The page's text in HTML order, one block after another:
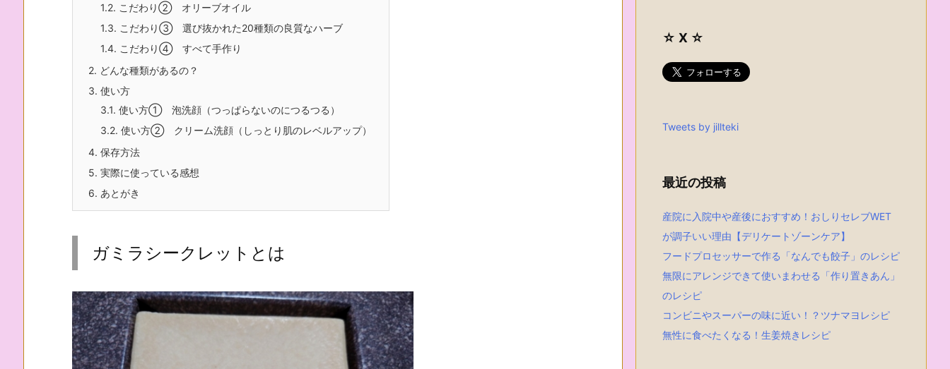
1.2. こだわり② オリーブオイル
1.3. こだわり③ 選び抜かれた20種類の良質なハーブ
1.4. こだわり④ すべて手作り
2. どんな種類があるの？
3. 使い方
3.1. 使い方① 泡洗顔（つっぱらないのにつるつる）
3.2. 使い方② クリーム洗顔（しっとり肌のレベルアップ）
4. 保存方法
5. 実際に使っている感想
6. あとがき
ガミラシークレットとは
☆ X ☆
Tweets by jillteki
最近の投稿
産院に入院中や産後におすすめ！おしりセレブWET
が調子いい理由【デリケートゾーンケア】
フードプロセッサーで作る「なんでも餃子」のレシピ
無限にアレンジできて使いまわせる「作り置きあん」
のレシピ
コンビニやスーパーの味に近い！？ツナマヨレシピ
無性に食べたくなる！生姜焼きレシピ